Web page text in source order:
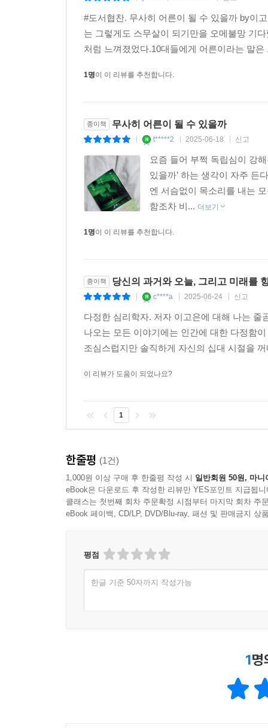
저자는 이 책을 집필하며, 십 대였던 자신과 마
모든 계절들이 지금의 자신을 만든 재료였음을
지난 시절의 자기 자신과 화해하고, 그때의 나를
“청소년과 어른이 함께 볼 수 있는 소중한 책”
만능열쇠도 아”니지만, “세상을 조금은 다른 관점
관점에서 들여다보게 하는 책이다. 청소년의 감
말 대신 흥미진진한 일화와 은유, 세심한 관찰과
한편 이 책은 중·고등학생을 위한 책이지만, 청
어른이 함께 볼 수 있는 소중한 책”이라고도 평가
“오늘의 내가 있는 건 지금껏 살아온 과거의 내
안내서가 될 것이다.
#도서협찬. 무사히 어른이 될 수 있을까 by이
는 그렇게도 스무살이 되기만을 오메불망 기
처럼 느껴졌었다.10대들에게 어른이라는 말
1명이 이 리뷰를 추천합니다.
종이책 무사히 어른이 될 수 있을까
t*****2 2025-06-18 신고
요즘 들어 부쩍 독립심이 강
있을까’ 하는 생각이 자주 든
엔 서슴없이 목소리를 내는
함조차 비... 더보기
1명이 이 리뷰를 추천합니다.
종이책 당신의 과거와 오늘, 그리고 미래를
c****a 2025-06-24 신고
다정한 심리학자. 저자 이고은에 대해 나는 줄
나오는 모든 이야기에는 인간에 대한 다정함
조심스럽지만 솔직하게 자신의 십대 시절을
이 리뷰가 도움이 되었나요?
1
한줄평 (1건)
1,000원 이상 구매 후 한줄평 작성 시 일반회원 50원, 마니
eBook은 다운로드 후 작성한 리뷰만 YES포인트 지급됩니
클래스는 첫번째 회차 주문확정 시점부터 마지막 회차 주
eBook 페이백, CD/LP, DVD/Blu-ray, 패션 및 판매금지 상
평점
한글 기준 50자까지 작성가능
1명